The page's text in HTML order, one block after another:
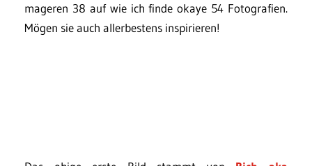
mageren 38 auf wie ich finde okaye 54 Fotografien.
Mögen sie auch allerbestens inspirieren!